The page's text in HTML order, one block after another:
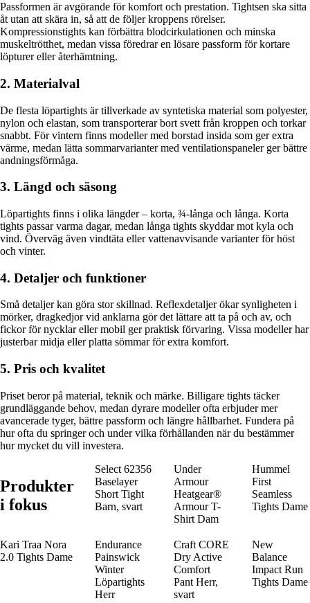
Passformen är avgörande för komfort och prestation. Tightsen ska sitta
åt utan att skära in, så att de följer kroppens rörelser.
Kompressionstights kan förbättra blodcirkulationen och minska
muskeltrötthet, medan vissa föredrar en lösare passform för kortare
löpturer eller återhämtning.
2. Materialval
De flesta löpartights är tillverkade av syntetiska material som polyester,
nylon och elastan, som transporterar bort svett från kroppen och torkar
snabbt. För vintern finns modeller med borstad insida som ger extra
värme, medan lätta sommarvarianter med ventilationspaneler ger bättre
andningsförmåga.
3. Längd och säsong
Löpartights finns i olika längder – korta, ¾-långa och långa. Korta
tights passar varma dagar, medan långa tights skyddar mot kyla och
vind. Överväg även vindtäta eller vattenavvisande varianter för höst
och vinter.
4. Detaljer och funktioner
Små detaljer kan göra stor skillnad. Reflexdetaljer ökar synligheten i
mörker, dragkedjor vid anklarna gör det lättare att ta på och av, och
fickor för nycklar eller mobil ger praktisk förvaring. Vissa modeller har
justerbar midja eller platta sömmar för extra komfort.
5. Pris och kvalitet
Priset beror på material, teknik och märke. Billigare tights täcker
grundläggande behov, medan dyrare modeller ofta erbjuder mer
avancerade tyger, bättre passform och längre hållbarhet. Fundera på
hur ofta du springer och under vilka förhållanden när du bestämmer
hur mycket du vill investera.
Produkter
i fokus
Select 62356
Baselayer
Short Tight
Barn, svart
Under
Armour
Heatgear®
Armour T-
Shirt Dam
Hummel
First
Seamless
Tights Dame
Kari Traa Nora
2.0 Tights Dame
Endurance
Painswick
Winter
Löpartights
Herr
Craft CORE
Dry Active
Comfort
Pant Herr,
svart
New
Balance
Impact Run
Tights Dame